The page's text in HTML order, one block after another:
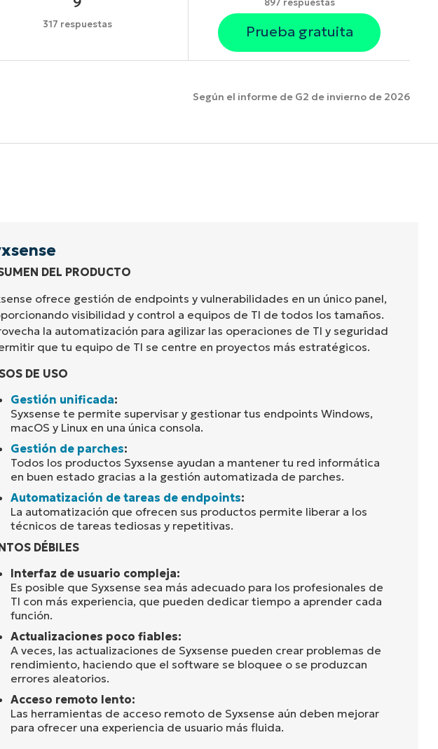
317 respuestas
897 respuestas
Prueba gratuita
Según el informe de G2 de invierno de 2026
DEL PRODUCTO
ofrece gestión de endpoints y vulnerabilidades en un único panel,
visibilidad y control a equipos de TI de todos los tamaños.
la automatización para agilizar las operaciones de TI y seguridad
que tu equipo de TI se centre en proyectos más estratégicos.
DE USO
Gestión unificada:
Syxsense te permite supervisar y gestionar tus endpoints Windows,
macOS y Linux en una única consola.
Gestión de parches:
Todos los productos Syxsense ayudan a mantener tu red informática
en buen estado gracias a la gestión automatizada de parches.
Automatización de tareas de endpoints:
La automatización que ofrecen sus productos permite liberar a los
técnicos de tareas tediosas y repetitivas.
DÉBILES
Interfaz de usuario compleja:
Es posible que Syxsense sea más adecuado para los profesionales de
TI con más experiencia, que pueden dedicar tiempo a aprender cada
función.
Actualizaciones poco fiables:
A veces, las actualizaciones de Syxsense pueden crear problemas de
rendimiento, haciendo que el software se bloquee o se produzcan
errores aleatorios.
Acceso remoto lento:
Las herramientas de acceso remoto de Syxsense aún deben mejorar
para ofrecer una experiencia de usuario más fluida.